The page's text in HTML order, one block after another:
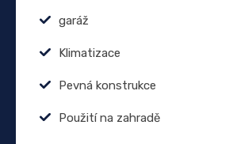
garáž
Klimatizace
Pevná konstrukce
Použití na zahradě